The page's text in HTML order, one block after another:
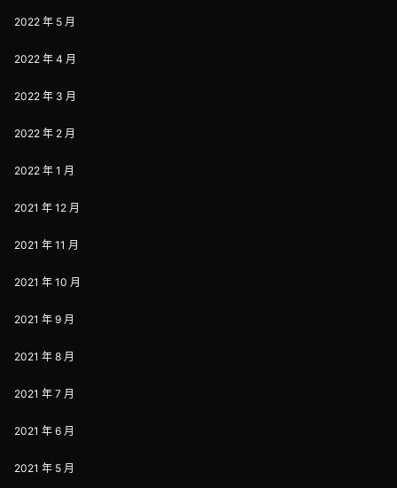
2022 年 5 月
2022 年 4 月
2022 年 3 月
2022 年 2 月
2022 年 1 月
2021 年 12 月
2021 年 11 月
2021 年 10 月
2021 年 9 月
2021 年 8 月
2021 年 7 月
2021 年 6 月
2021 年 5 月